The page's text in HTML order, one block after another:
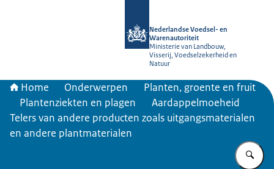
Nederlandse Voedsel- en
Warenautoriteit
Ministerie van Landbouw,
Visserij, Voedselzekerheid en
Natuur
Home Onderwerpen
Planten, groente en fruit
Plantenziekten en plagen
Aardappelmoeheid
Telers van andere producten zoals uitgangsmaterialen
en andere plantmaterialen